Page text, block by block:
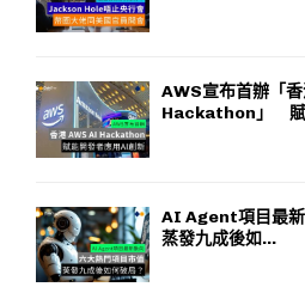
AWS宣布首辦「
Hackathon」
AI Agent項目最新
蒸發九成後如...